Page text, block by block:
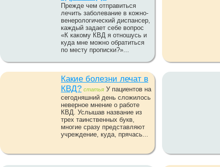
Прежде чем отправиться
лечить заболевание в кожно-
венерологический диспансер,
каждый задает себе вопрос
«К какому КВД я отношусь и
куда мне можно обратиться
по месту прописки?»...
Какие болезни лечат в
КВД? статья У пациентов на
сегодняшний день сложилось
неверное мнение о работе
КВД. Услышав название из
трех таинственных букв,
многие сразу представляют
учреждение, куда, прячась...